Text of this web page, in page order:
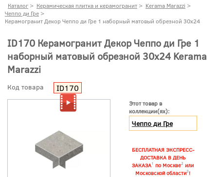
Каталог > Керамическая плитка и керамогранит > Kerama Marazzi >
Чеппо ди Гре >
Керамогранит Декор Чеппо ди Гре 1 наборный матовый обрезной 30x24
ID170 Керамогранит Декор Чеппо ди Гре 1
наборный матовый обрезной 30x24 Kerama
Marazzi
Код товара ID170
Этот товар в
коллекции(ях):
Чеппо ди Гре
БЕСПЛАТНАЯ ЭКСПРЕСС-
ДОСТАВКА В ДЕНЬ
ЗАКАЗА1 по Москве2 или
Московской области3!